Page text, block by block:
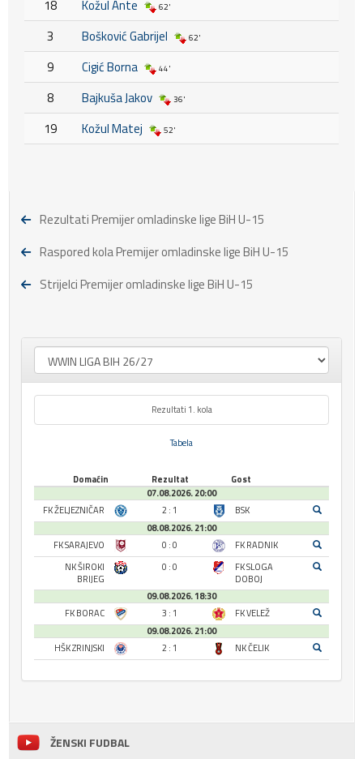
18 Kožul Ante 62'
3 Bošković Gabrijel 62'
9 Cigić Borna 44'
8 Bajkuša Jakov 36'
19 Kožul Matej 52'
Rezultati Premijer omladinske lige BiH U-15
Raspored kola Premijer omladinske lige BiH U-15
Strijelci Premijer omladinske lige BiH U-15
Rezultati 1. kola
Tabela
Domaćin Rezultat
Gost
07.08.2026. 20:00
FK ŽELJEZNIČAR
2 : 1
BSK
08.08.2026. 21:00
FK SARAJEVO
0 : 0
FK RADNIK
NK ŠIROKI
BRIJEG
0 : 0
FK SLOGA
DOBOJ
09.08.2026. 18:30
FK BORAC
3 : 1
FK VELEŽ
09.08.2026. 21:00
HŠK ZRINJSKI
2 : 1 NK ČELIK
ŽENSKI FUDBAL